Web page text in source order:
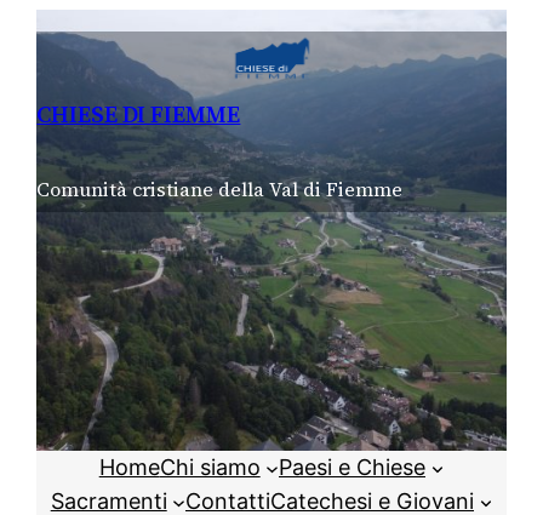
CHIESE DI FIEMME
Comunità cristiane della Val di Fiemme
HomeChi siamo
Paesi e Chiese
Sacramenti
ContattiCatechesi e Giovani